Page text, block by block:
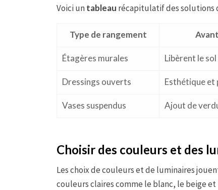
Voici untableau récapitulatif des solutions
Type de rangement
Étagères murales Libèrent le sol
Dressings ouverts Esthétique et
Vases suspendus Ajout de
Choisir des couleurs et des
Les choix de couleurs et de luminaires
couleurs claires comme le blanc, le beige